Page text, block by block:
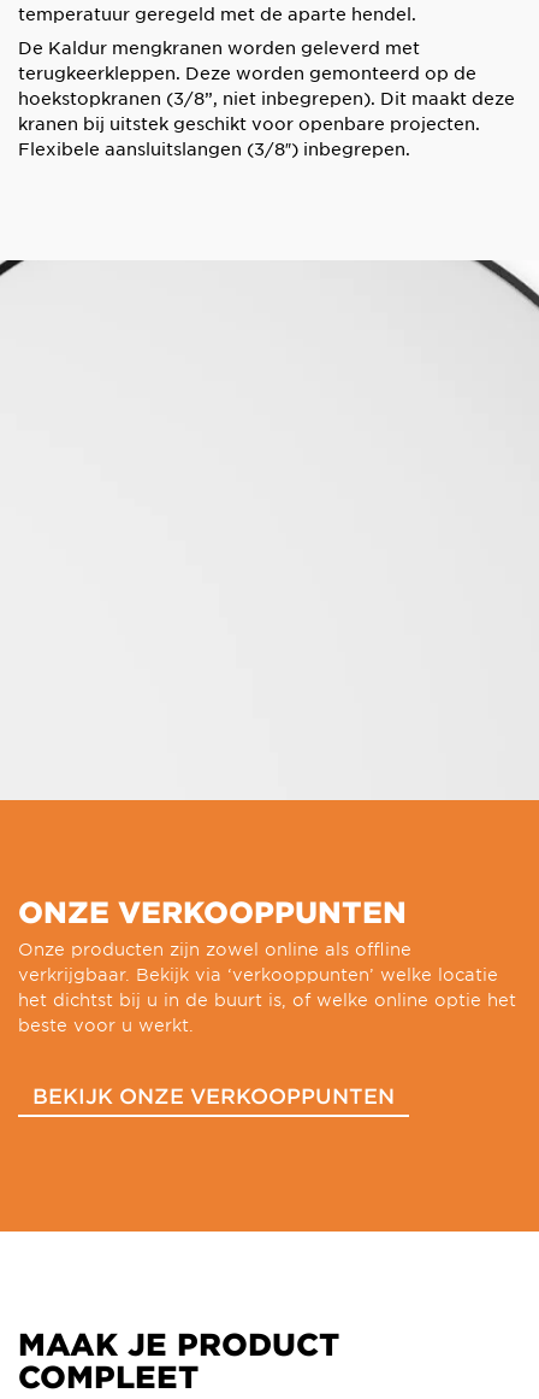
temperatuur geregeld met de aparte hendel.
De Kaldur mengkranen worden geleverd met
terugkeerkleppen. Deze worden gemonteerd op de
hoekstopkranen (3/8”, niet inbegrepen). Dit maakt deze
kranen bij uitstek geschikt voor openbare projecten.
Flexibele aansluitslangen (3/8″) inbegrepen.
ONZE VERKOOPPUNTEN
Onze producten zijn zowel online als offline
verkrijgbaar. Bekijk via ‘verkooppunten’ welke locatie
het dichtst bij u in de buurt is, of welke online optie het
beste voor u werkt.
BEKIJK ONZE VERKOOPPUNTEN
MAAK JE PRODUCT
COMPLEET